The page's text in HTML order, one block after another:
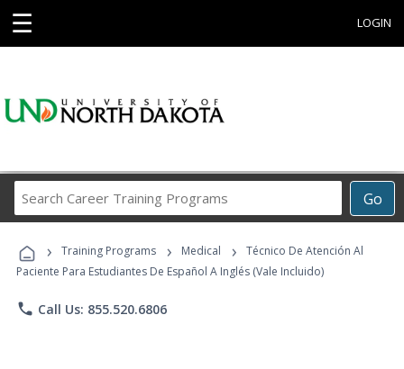
☰ LOGIN
Go
Career
Programs
› Training Programs › Medical ›
Técnico De Atención Al
Paciente Para Estudiantes De Español A Inglés (Vale Incluido)
phone Call Us: 855.520.6806